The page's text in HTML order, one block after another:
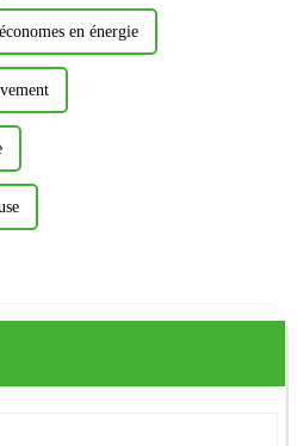
en énergie